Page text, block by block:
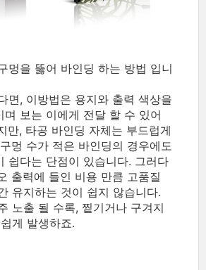
멍을 뚫어 바인딩 하는 방법 입니
면, 이방법은 용지와 출력 색상을
며 보는 이에게 전달 할 수 있어
만, 타공 바인딩 자체는 부드럽게
멍 수가 적은 바인딩의 경우에도
쉽다는 단점이 있습니다. 그러다
출력에 들인 비용 만큼 고품질
유지하는 것이 쉽지 않습니다.
노출 될 수록, 찥기거나 구겨지
게 발생하죠.